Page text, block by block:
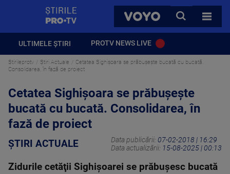
VOYO
CAUTA
TOATE
ULTIMELE ȘTIRI PROTV NEWS LIVE
Stirileprotv Știri Actuale
Cetatea Sighișoara se prăbușește bucată cu bucată.
Consolidarea, în fază de proiect
Cetatea Sighișoara se prăbușește
bucată cu bucată. Consolidarea, în
fază de proiect
ȘTIRI ACTUALE Data publicării: 07-02-2018 | 16:29
Data actualizării: 15-08-2025 | 00:13
Zidurile cetăţii Sighișoarei se prăbuşesc bucată